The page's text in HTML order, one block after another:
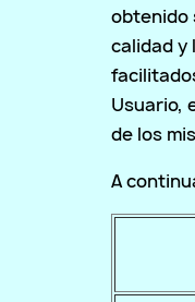
obtenido
calidad y
Usuario,
de los
A